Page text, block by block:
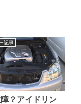
記事
？アイドリン